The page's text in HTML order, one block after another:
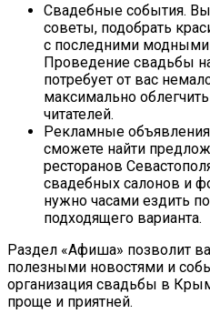
Свадебные события.
советы, подобрать
с последними
Проведение свадьбы
потребует от вас
максимально
читателей.
Рекламные
сможете найти
ресторанов
свадебных салонов и
нужно часами ездить
подходящего варианта.
Раздел «Афиша» позволит
полезными новостями и
организация свадьбы в
проще и приятней.